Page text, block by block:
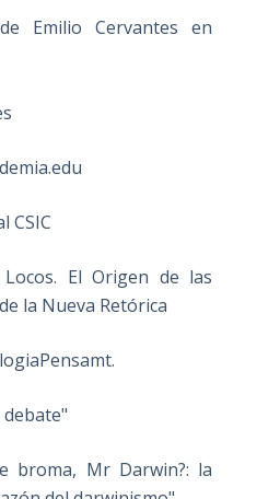
CSIC
El Origen de las
la Nueva Retórica
broma, Mr Darwin?: la